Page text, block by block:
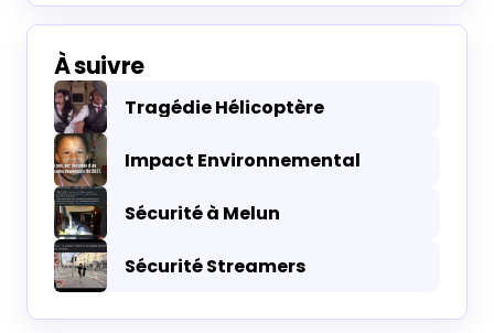
À suivre
Tragédie Hélicoptère
Impact Environnemental
Sécurité à Melun
Sécurité Streamers